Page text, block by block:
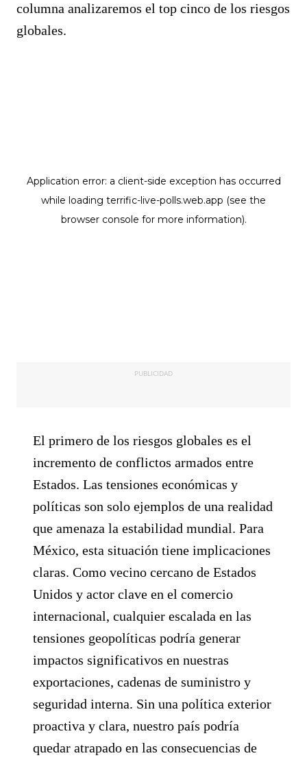
columna analizaremos el top cinco de los riesgos
globales.
PUBLICIDAD
El primero de los riesgos globales es el
incremento de conflictos armados entre
Estados. Las tensiones económicas y
políticas son solo ejemplos de una realidad
que amenaza la estabilidad mundial. Para
México, esta situación tiene implicaciones
claras. Como vecino cercano de Estados
Unidos y actor clave en el comercio
internacional, cualquier escalada en las
tensiones geopolíticas podría generar
impactos significativos en nuestras
exportaciones, cadenas de suministro y
seguridad interna. Sin una política exterior
proactiva y clara, nuestro país podría
quedar atrapado en las consecuencias de